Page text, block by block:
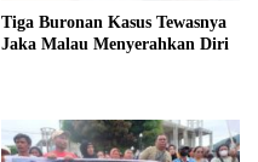
Tiga Buronan Kasus Tewasnya
Jaka Malau Menyerahkan Diri